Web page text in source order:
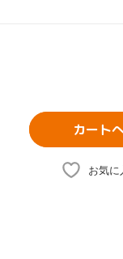
カート
お気に